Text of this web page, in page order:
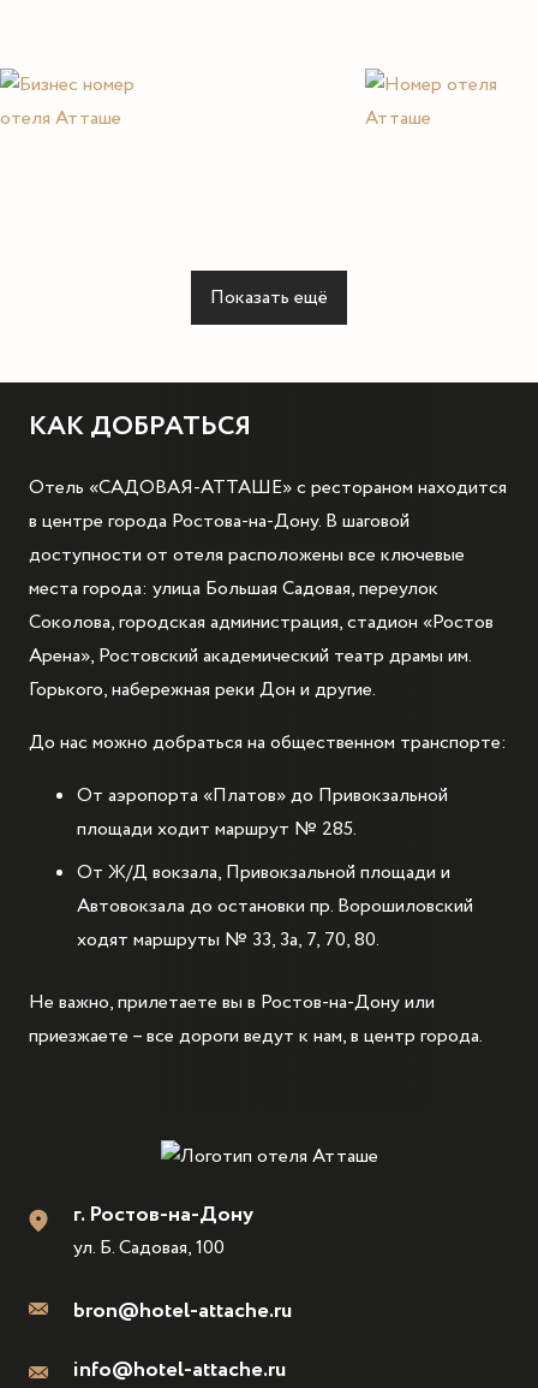
Показать ещё
КАК ДОБРАТЬСЯ
Отель «САДОВАЯ-АТТАШЕ» с рестораном находится
в центре города Ростова-на-Дону. В шаговой
доступности от отеля расположены все ключевые
места города: улица Большая Садовая, переулок
Соколова, городская администрация, стадион «Ростов
Арена», Ростовский академический театр драмы им.
Горького, набережная реки Дон и другие.
До нас можно добраться на общественном транспорте:
От аэропорта «Платов» до Привокзальной
площади ходит маршрут № 285.
От Ж/Д вокзала, Привокзальной площади и
Автовокзала до остановки пр. Ворошиловский
ходят маршруты № 33, 3а, 7, 70, 80.
Не важно, прилетаете вы в Ростов-на-Дону или
приезжаете – все дороги ведут к нам, в центр города.
г. Ростов-на-Дону
ул. Б. Садовая, 100
bron@hotel-attache.ru
info@hotel-attache.ru